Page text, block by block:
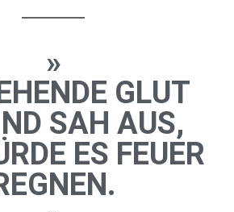
»
GLUT
SAH AUS,
ES FEUER